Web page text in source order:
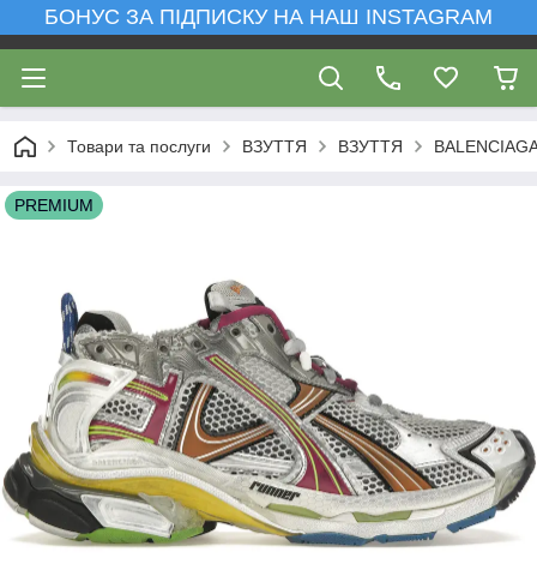
БОНУС ЗА ПІДПИСКУ НА НАШ INSTAGRAM
Товари та послуги ВЗУТТЯ ВЗУТТЯ
PREMIUM